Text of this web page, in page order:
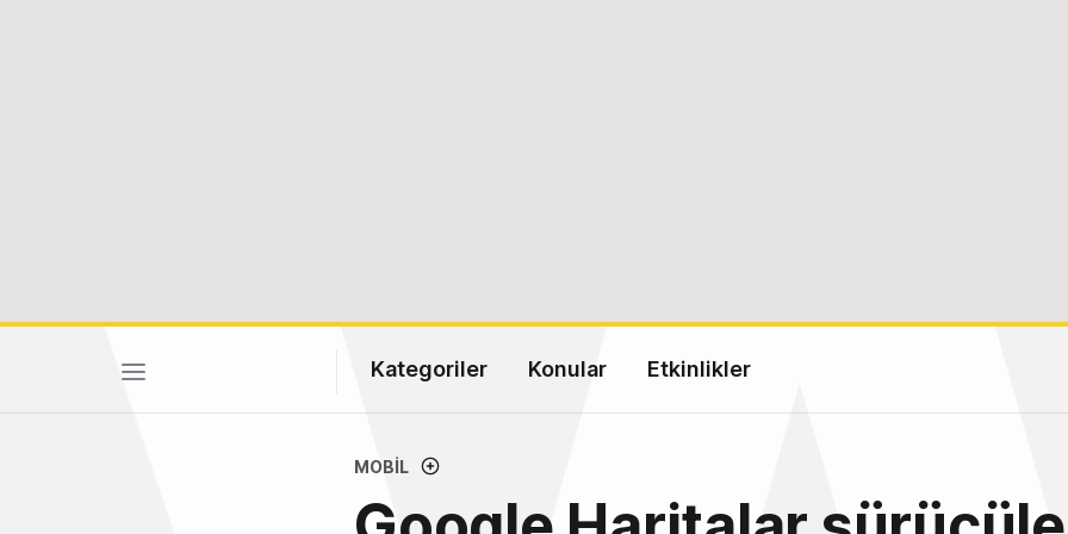
Kategoriler Konular Etkinlikler
MOBIL